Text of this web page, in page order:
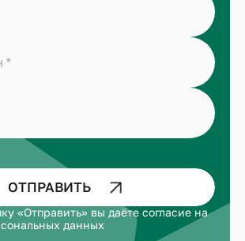
ОТПРАВИТЬ
«Отправить» вы даёте согласие на
данных